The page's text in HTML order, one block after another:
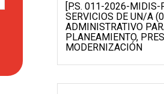
[P.S. 011-2026-MIDIS-
SERVICIOS DE UN/A
ADMINISTRATIVO
PLANEAMIENTO,
MODERNIZACIÓN